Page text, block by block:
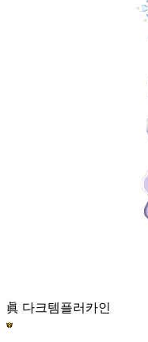
眞 다크템플러 카인